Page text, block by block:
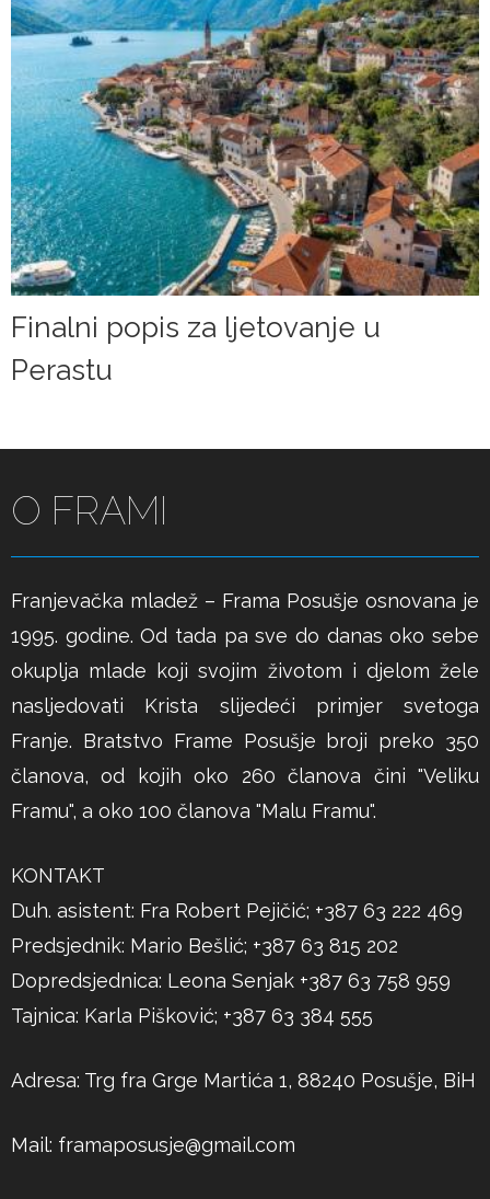
Finalni popis za ljetovanje u
Perastu
O FRAMI
Franjevačka mladež – Frama Posušje osnovana je
1995. godine. Od tada pa sve do danas oko sebe
okuplja mlade koji svojim životom i djelom žele
nasljedovati Krista slijedeći primjer svetoga
Franje. Bratstvo Frame Posušje broji preko 350
članova, od kojih oko 260 članova čini "Veliku
Framu", a oko 100 članova "Malu Framu".
KONTAKT
Duh. asistent: Fra Robert Pejičić; +387 63 222 469
Predsjednik: Mario Bešlić; +387 63 815 202
Dopredsjednica: Leona Senjak +387 63 758 959
Tajnica: Karla Pišković; +387 63 384 555
Adresa: Trg fra Grge Martića 1, 88240 Posušje, BiH
Mail: framaposusje@gmail.com